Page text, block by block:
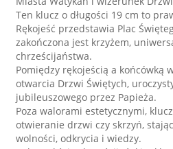
Ten klucz o długości 19 cm to
Rękojeść przedstawia Plac
zakończona jest krzyżem,
chrześcijaństwa.
Pomiędzy rękojeścią a końcówką
otwarcia Drzwi Świętych,
jubileuszowego przez Papieża.
Poza walorami estetycznymi,
otwieranie drzwi czy skrzyń,
wolności, odkrycia i wiedzy.